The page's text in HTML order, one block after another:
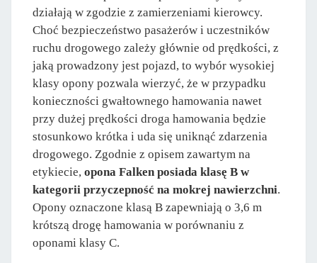
działają w zgodzie z zamierzeniami kierowcy.
Choć bezpieczeństwo pasażerów i uczestników
ruchu drogowego zależy głównie od prędkości, z
jaką prowadzony jest pojazd, to wybór wysokiej
klasy opony pozwala wierzyć, że w przypadku
konieczności gwałtownego hamowania nawet
przy dużej prędkości droga hamowania będzie
stosunkowo krótka i uda się uniknąć zdarzenia
drogowego. Zgodnie z opisem zawartym na
etykiecie, opona Falken posiada klasę B w
kategorii przyczepność na mokrej nawierzchni.
Opony oznaczone klasą B zapewniają o 3,6 m
krótszą drogę hamowania w porównaniu z
oponami klasy C.